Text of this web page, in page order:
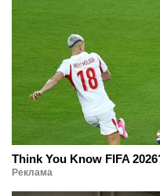
Think You Know FIFA
Реклама